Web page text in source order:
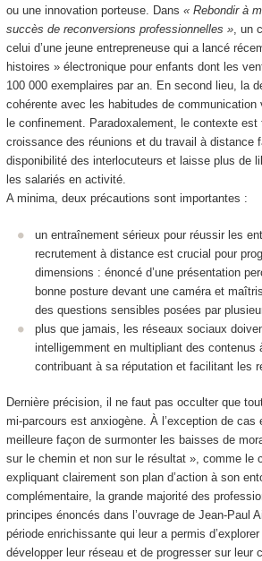
ou une innovation porteuse. Dans « Rebondir à
succès de reconversions professionnelles », un
celui d’une jeune entrepreneuse qui a lancé
histoires » électronique pour enfants dont les
100 000 exemplaires par an. En second lieu, la
cohérente avec les habitudes de communication
le confinement. Paradoxalement, le contexte est
croissance des réunions et du travail à distance
disponibilité des interlocuteurs et laisse plus de
les salariés en activité.
A minima, deux précautions sont importantes :
un entraînement sérieux pour réussir les
recrutement à distance est crucial pour
dimensions : énoncé d’une présentation
bonne posture devant une caméra et
des questions sensibles posées par
plus que jamais, les réseaux sociaux
intelligemment en multipliant des contenus
contribuant à sa réputation et facilitant les
Dernière précision, il ne faut pas occulter que
mi-parcours est anxiogène. À l’exception de cas
meilleure façon de surmonter les baisses de
sur le chemin et non sur le résultat », comme le
expliquant clairement son plan d’action à son
complémentaire, la grande majorité des
principes énoncés dans l’ouvrage de Jean-Paul
période enrichissante qui leur a permis
développer leur réseau et de progresser sur leur